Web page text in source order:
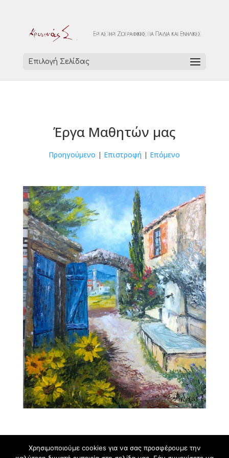
Επιλογή Σελίδας
Έργα Μαθητών μας
Προηγούμενο | Επιστροφή | Επόμενο
Χρησιμοποιούμε cookies για να σας προσφέρουμε την